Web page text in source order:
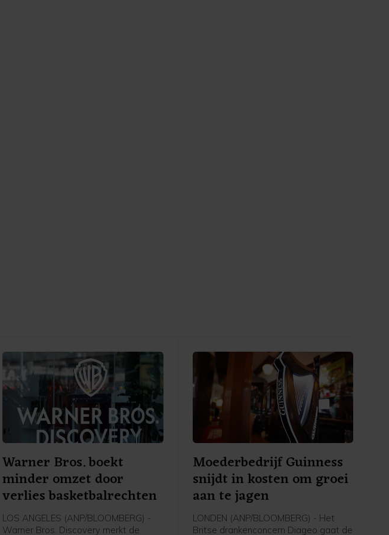
Warner Bros. boekt
minder omzet door
verlies basketbalrechten
LOS ANGELES (ANP/BLOOMBERG) -
Warner Bros. Discovery merkt de
Moederbedrijf Guinness
snijdt in kosten om groei
aan te jagen
LONDEN (ANP/BLOOMBERG) - Het
Britse drankenconcern Diageo gaat de